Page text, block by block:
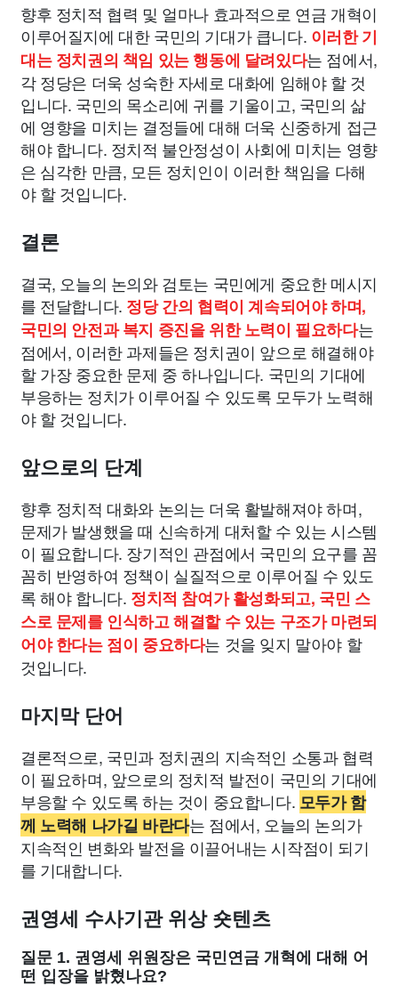
향후 정치적 협력 및 얼마나 효과적으로 연금 개혁이
이루어질지에 대한 국민의 기대가 큽니다. 이러한 기
대는 정치권의 책임 있는 행동에 달려있다는 점에서,
각 정당은 더욱 성숙한 자세로 대화에 임해야 할 것
입니다. 국민의 목소리에 귀를 기울이고, 국민의 삶
에 영향을 미치는 결정들에 대해 더욱 신중하게 접근
해야 합니다. 정치적 불안정성이 사회에 미치는 영향
은 심각한 만큼, 모든 정치인이 이러한 책임을 다해
야 할 것입니다.
결론
결국, 오늘의 논의와 검토는 국민에게 중요한 메시지
를 전달합니다. 정당 간의 협력이 계속되어야 하며,
국민의 안전과 복지 증진을 위한 노력이 필요하다는
점에서, 이러한 과제들은 정치권이 앞으로 해결해야
할 가장 중요한 문제 중 하나입니다. 국민의 기대에
부응하는 정치가 이루어질 수 있도록 모두가 노력해
야 할 것입니다.
앞으로의 단계
향후 정치적 대화와 논의는 더욱 활발해져야 하며,
문제가 발생했을 때 신속하게 대처할 수 있는 시스템
이 필요합니다. 장기적인 관점에서 국민의 요구를 꼼
꼼히 반영하여 정책이 실질적으로 이루어질 수 있도
록 해야 합니다. 정치적 참여가 활성화되고, 국민 스
스로 문제를 인식하고 해결할 수 있는 구조가 마련되
어야 한다는 점이 중요하다는 것을 잊지 말아야 할
것입니다.
마지막 단어
결론적으로, 국민과 정치권의 지속적인 소통과 협력
이 필요하며, 앞으로의 정치적 발전이 국민의 기대에
부응할 수 있도록 하는 것이 중요합니다. 모두가 함
께 노력해 나가길 바란다는 점에서, 오늘의 논의가
지속적인 변화와 발전을 이끌어내는 시작점이 되기
를 기대합니다.
권영세 수사기관 위상 숏텐츠
질문 1. 권영세 위원장은 국민연금 개혁에 대해 어
떤 입장을 밝혔나요?